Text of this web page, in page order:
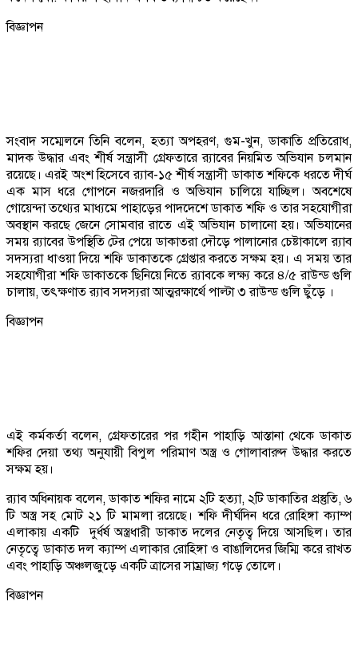
বিজ্ঞাপন
সংবাদ সম্মেলনে তিনি বলেন, হত্যা অপহরণ, গুম-খুন, ডাকাতি প্রতিরোধ,
মাদক উদ্ধার এবং শীর্ষ সন্ত্রাসী গ্রেফতারে র‌্যাবের নিয়মিত অভিযান চলমান
রয়েছে। এরই অংশ হিসেবে র‌্যাব-১৫ শীর্ষ সন্ত্রাসী ডাকাত শফিকে ধরতে দীর্ঘ
এক মাস ধরে গোপনে নজরদারি ও অভিযান চালিয়ে যাচ্ছিল। অবশেষে
গোয়েন্দা তথ্যের মাধ্যমে পাহাড়ের পাদদেশে ডাকাত শফি ও তার সহযোগীরা
অবস্থান করছে জেনে সোমবার রাতে এই অভিযান চালানো হয়। অভিযানের
সময় র‌্যাবের উপস্থিতি টের পেয়ে ডাকাতরা দৌড়ে পালানোর চেষ্টাকালে র‌্যাব
সদস্যরা ধাওয়া দিয়ে শফি ডাকাতকে গ্রেপ্তার করতে সক্ষম হয়। এ সময় তার
সহযোগীরা শফি ডাকাতকে ছিনিয়ে নিতে র‌্যাবকে লক্ষ্য করে ৪/৫ রাউন্ড গুলি
চালায়, তৎক্ষণাত র‌্যাব সদস্যরা আত্মরক্ষার্থে পাল্টা ৩ রাউন্ড গুলি ছুঁড়ে ।
বিজ্ঞাপন
এই কর্মকর্তা বলেন, গ্রেফতারের পর গহীন পাহাড়ি আস্তানা থেকে ডাকাত
শফির দেয়া তথ্য অনুযায়ী বিপুল পরিমাণ অস্ত্র ও গোলাবারুদ উদ্ধার করতে
সক্ষম হয়।
র‌্যাব অধিনায়ক বলেন, ডাকাত শফির নামে ২টি হত্যা, ২টি ডাকাতির প্রস্তুতি, ৬
টি অস্ত্র সহ মোট ২১ টি মামলা রয়েছে। শফি দীর্ঘদিন ধরে রোহিঙ্গা ক্যাম্প
এলাকায় একটি দুর্ধর্ষ অস্ত্রধারী ডাকাত দলের নেতৃত্ব দিয়ে আসছিল। তার
নেতৃত্বে ডাকাত দল ক্যাম্প এলাকার রোহিঙ্গা ও বাঙালিদের জিম্মি করে রাখত
এবং পাহাড়ি অঞ্চলজুড়ে একটি ত্রাসের সাম্রাজ্য গড়ে তোলে।
বিজ্ঞাপন